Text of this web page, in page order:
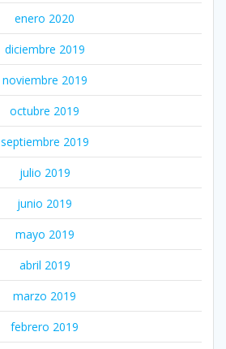
enero 2020
diciembre 2019
noviembre 2019
octubre 2019
septiembre 2019
julio 2019
junio 2019
mayo 2019
abril 2019
marzo 2019
febrero 2019